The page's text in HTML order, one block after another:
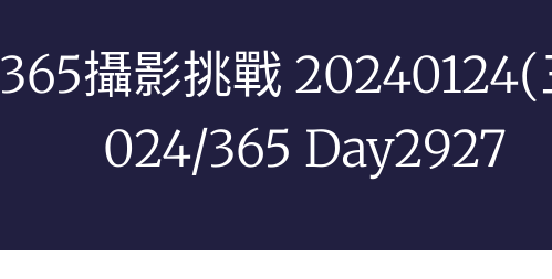
365攝影挑戰
024/365 Day2927